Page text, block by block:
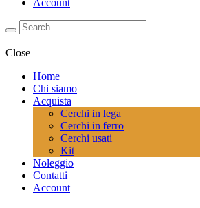
Account
Close
Home
Chi siamo
Acquista
Cerchi in lega
Cerchi in ferro
Cerchi usati
Kit
Noleggio
Contatti
Account